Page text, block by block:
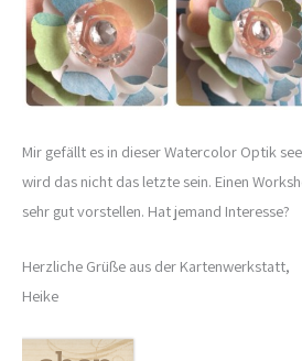
Mir gefällt es in dieser Watercolor Optik
wird das nicht das letzte sein. Einen
sehr gut vorstellen. Hat jemand Interesse?
Herzliche Grüße aus der Kartenwerkstatt,
Heike